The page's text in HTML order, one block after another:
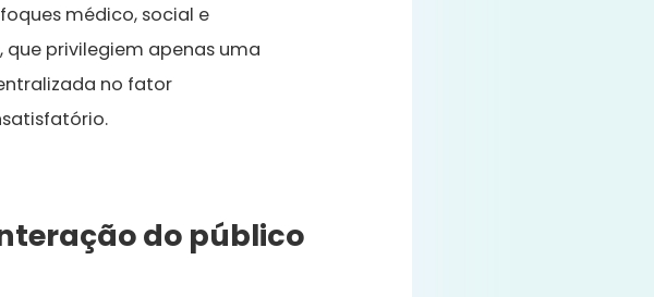
médico, social e
privilegiem apenas uma
no fator
do público